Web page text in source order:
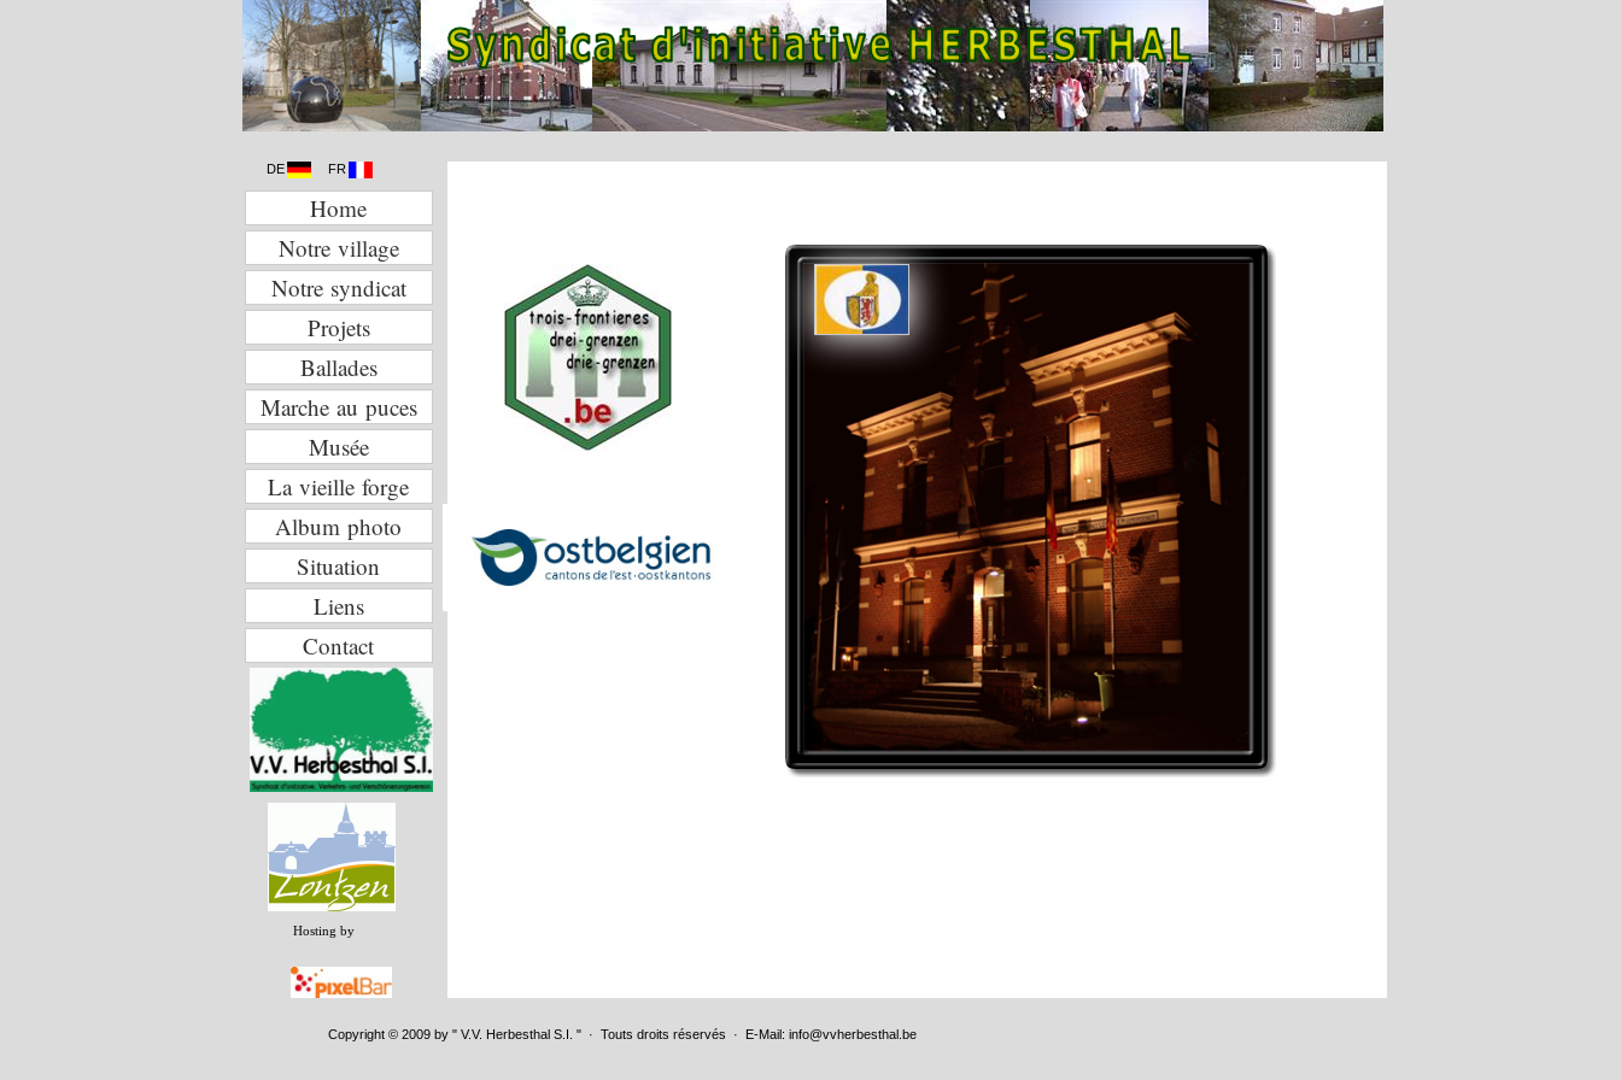
Copyright © 2009 by " V.V. Herbesthal S.I. " · Touts droits réservés · E-Mail: info@vvherbesthal.be
DE FR
Hosting by
Home
Notre village
Notre syndicat
Projets
Ballades
Marche au puces
Musée
La vieille forge
Album photo
Situation
Liens
Contact